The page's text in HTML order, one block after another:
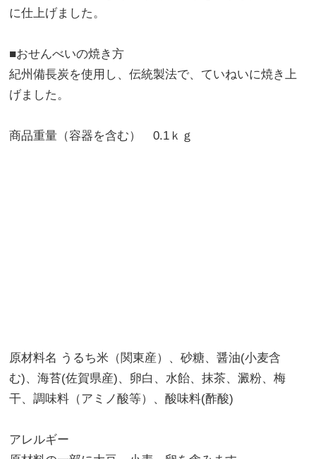
に仕上げました。
■おせんべいの焼き方
紀州備長炭を使用し、伝統製法で、ていねいに焼き上
げました。
商品重量（容器を含む） 0.1ｋｇ
原材料名 うるち米（関東産）、砂糖、醤油(小麦含
む)、海苔(佐賀県産)、卵白、水飴、抹茶、澱粉、梅
干、調味料（アミノ酸等）、酸味料(酢酸)
アレルギー